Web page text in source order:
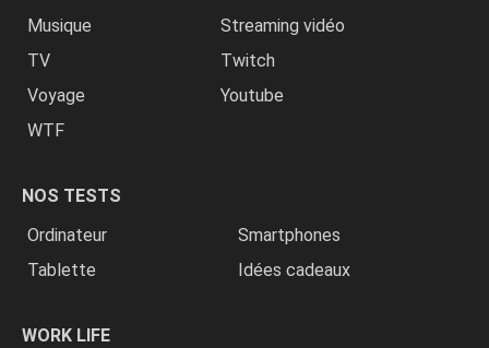
Musique
Streaming vidéo
TV
Twitch
Voyage
Youtube
WTF
NOS TESTS
Ordinateur
Smartphones
Tablette
Idées cadeaux
WORK LIFE